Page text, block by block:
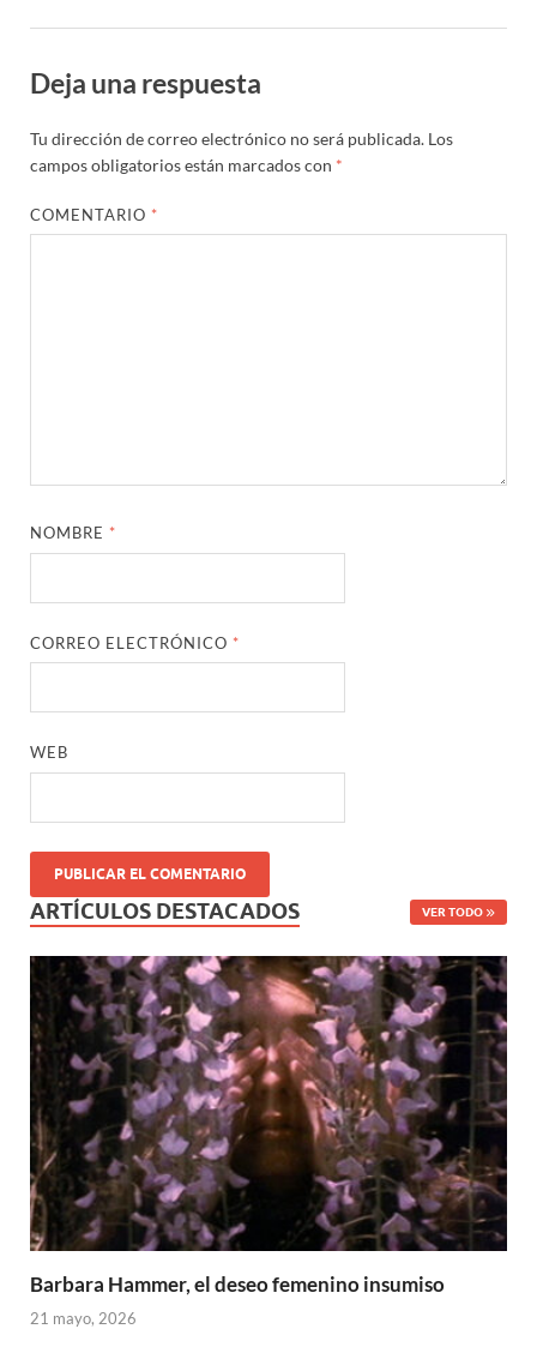
Deja una respuesta
Tu dirección de correo electrónico no será publicada. Los
campos obligatorios están marcados con *
COMENTARIO *
NOMBRE *
CORREO ELECTRÓNICO *
WEB
ARTÍCULOS DESTACADOS VER TODO
Barbara Hammer, el deseo femenino insumiso
21 mayo, 2026